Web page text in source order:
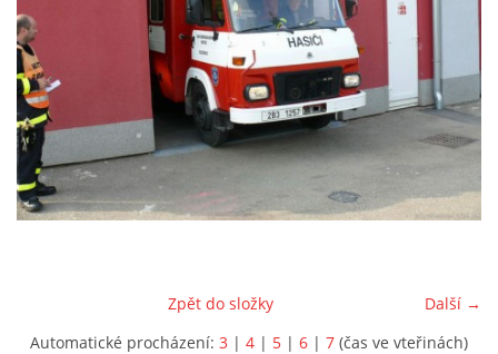
ZÁSAHOVÁ JEDNOTKA
DRUŽSTVO MUŽŮ
KONTAKT
DOTACE POSKYTNUTÁ Z ROZPOČTU JIHOMORAVSKÉHO
KRAJE
Další →
Zpět do složky
Automatické procházení: 3 | 4 | 5 | 6 | 7 (čas ve vteřinách)